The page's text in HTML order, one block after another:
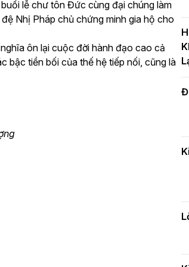
lễ chư tôn Đức cùng đại chúng làm
Nhị Pháp chủ chứng minh gia hộ cho
ôn lại cuộc đời hành đạo cao cả
bậc tiền bối của thế hệ tiếp nối, cũng là